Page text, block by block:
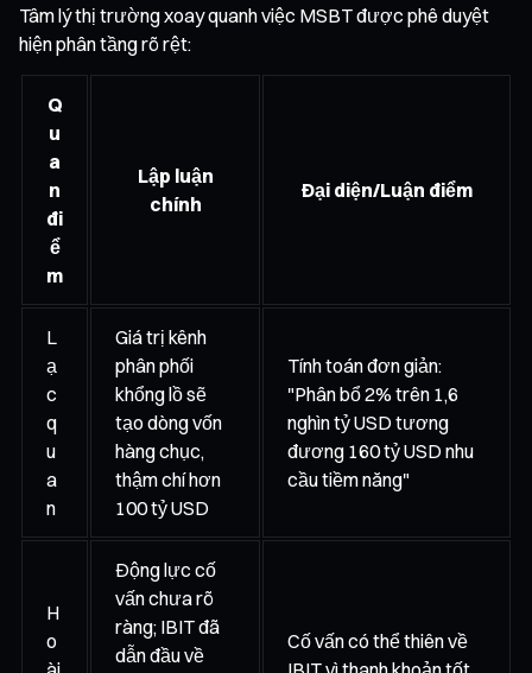
Tâm lý thị trường xoay quanh việc MSBT được phê duyệt
hiện phân tầng rõ rệt:
Q
u
a
n
đi
ể
m
Lập luận
chính
Đại diện/Luận điểm
L
ạ
c
q
u
a
n
Giá trị kênh
phân phối
khổng lồ sẽ
tạo dòng vốn
hàng chục,
thậm chí hơn
100 tỷ USD
Tính toán đơn giản:
"Phân bổ 2% trên 1,6
nghìn tỷ USD tương
đương 160 tỷ USD nhu
cầu tiềm năng"
H
o
Động lực cố
vấn chưa rõ
ràng; IBIT đã
dẫn đầu về
Cố vấn có thể thiên về